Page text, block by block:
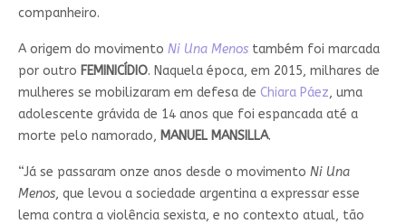
companheiro.
A origem do movimento Ni Una Menos também foi marcada
por outro FEMINICÍDIO. Naquela época, em 2015, milhares de
mulheres se mobilizaram em defesa de Chiara Páez, uma
adolescente grávida de 14 anos que foi espancada até a
morte pelo namorado, MANUEL MANSILLA.
“Já se passaram onze anos desde o movimento Ni Una
Menos, que levou a sociedade argentina a expressar esse
lema contra a violência sexista, e no contexto atual, tão